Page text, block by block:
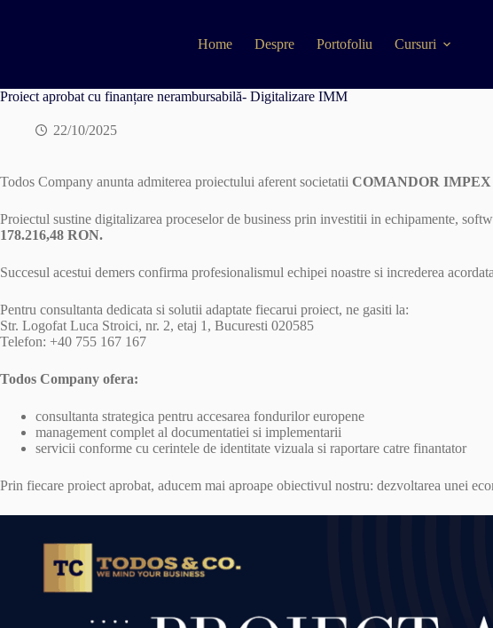
Home Despre Portofoliu Cursuri
Proiect aprobat cu finanțare nerambursabilă- Digitalizare IMM
22/10/2025
Todos Company anunta admiterea proiectului aferent societatii COMANDOR IMPEX
Proiectul sustine digitalizarea proceselor de business prin investitii in echipamente,
178.216,48 RON.
Succesul acestui demers confirma profesionalismul echipei noastre si increderea
Pentru consultanta dedicata si solutii adaptate fiecarui proiect, ne gasiti la:
Str. Logofat Luca Stroici, nr. 2, etaj 1, Bucuresti 020585
Telefon: +40 755 167 167
Todos Company ofera:
consultanta strategica pentru accesarea fondurilor europene
management complet al documentatiei si implementarii
servicii conforme cu cerintele de identitate vizuala si raportare catre finantator
Prin fiecare proiect aprobat, aducem mai aproape obiectivul nostru: dezvoltarea unei